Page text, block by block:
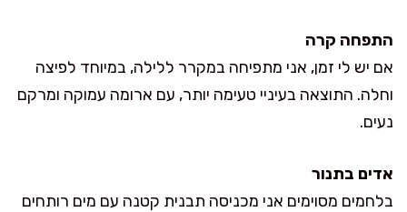
התפחה קרה
אם יש לי זמן, אני מתפיחה במקרר ללילה, במיוחד לפיצה
וחלה. התוצאה בעיניי טעימה יותר, עם ארומה עמוקה ומרקם
נעים.
אדים בתנור
בלחמים מסוימים אני מכניסה תבנית קטנה עם מים רותחים